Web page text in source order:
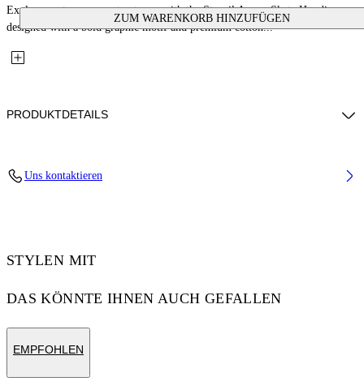
ZUM WARENKORB HINZUFÜGEN
Explore contemporary streetwear with the Stencil Arrow Skate Hoodie,
designed with a bold graphic motif and premium cotton...
PRODUKTDETAILS
Uns kontaktieren
STYLEN MIT
DAS KÖNNTE IHNEN AUCH GEFALLEN
EMPFOHLEN